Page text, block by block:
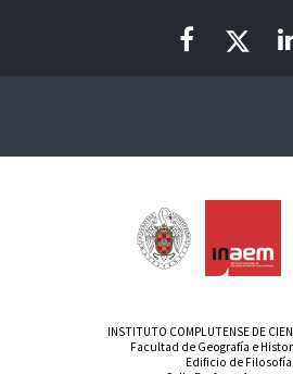
INSTITUTO COMPLUTENSE DE
Facultad de Geografía e
Edificio de Filosofía